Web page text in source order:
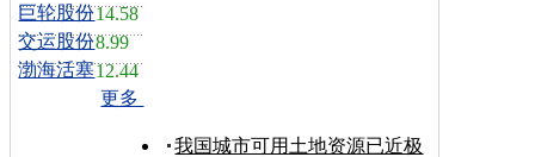
巨轮股份14.58
交运股份8.99
渤海活塞12.44
更多
我国城市可用土地资源已近极